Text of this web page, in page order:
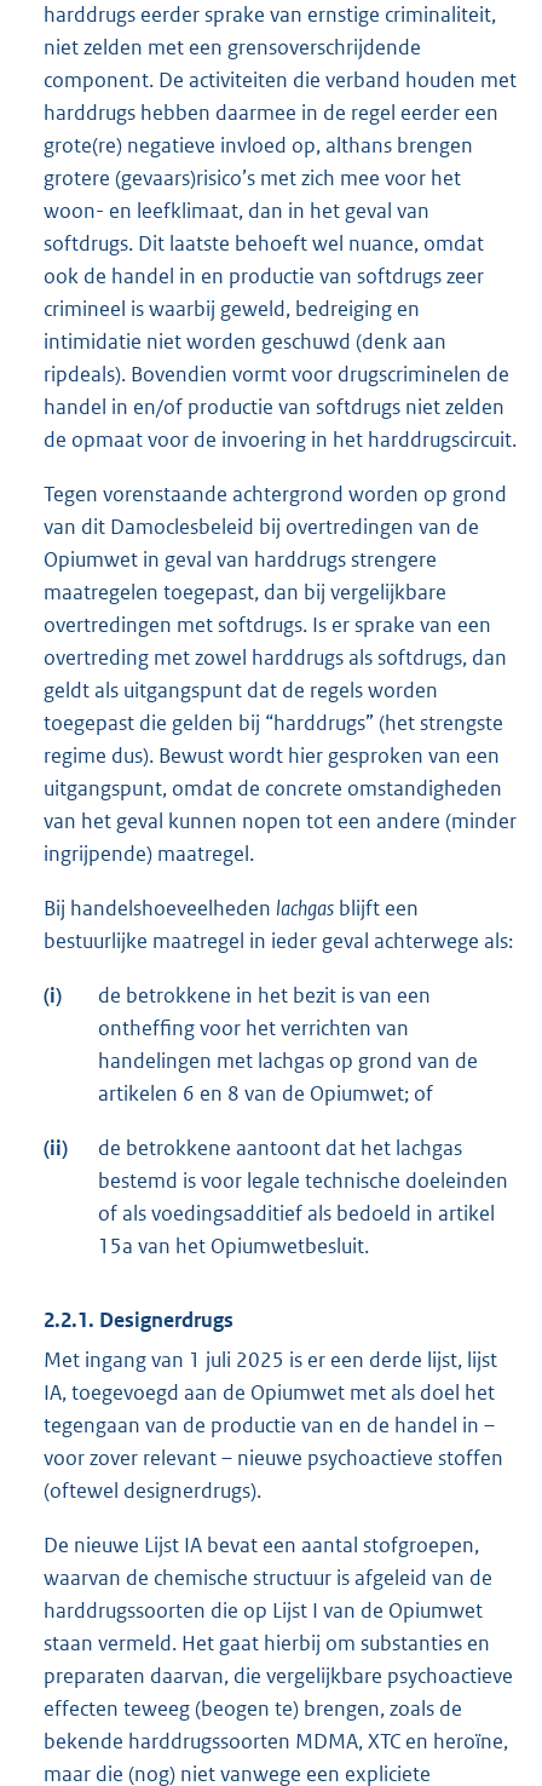
harddrugs eerder sprake van ernstige criminaliteit,
niet zelden met een grensoverschrijdende
component. De activiteiten die verband houden met
harddrugs hebben daarmee in de regel eerder een
grote(re) negatieve invloed op, althans brengen
grotere (gevaars)risico’s met zich mee voor het
woon- en leefklimaat, dan in het geval van
softdrugs. Dit laatste behoeft wel nuance, omdat
ook de handel in en productie van softdrugs zeer
crimineel is waarbij geweld, bedreiging en
intimidatie niet worden geschuwd (denk aan
ripdeals). Bovendien vormt voor drugscriminelen de
handel in en/of productie van softdrugs niet zelden
de opmaat voor de invoering in het harddrugscircuit.
Tegen vorenstaande achtergrond worden op grond
van dit Damoclesbeleid bij overtredingen van de
Opiumwet in geval van harddrugs strengere
maatregelen toegepast, dan bij vergelijkbare
overtredingen met softdrugs. Is er sprake van een
overtreding met zowel harddrugs als softdrugs, dan
geldt als uitgangspunt dat de regels worden
toegepast die gelden bij “harddrugs” (het strengste
regime dus). Bewust wordt hier gesproken van een
uitgangspunt, omdat de concrete omstandigheden
van het geval kunnen nopen tot een andere (minder
ingrijpende) maatregel.
Bij handelshoeveelheden lachgas blijft een
bestuurlijke maatregel in ieder geval achterwege als:
(i)
de betrokkene in het bezit is van een
ontheffing voor het verrichten van
handelingen met lachgas op grond van de
artikelen 6 en 8 van de Opiumwet; of
(ii)
de betrokkene aantoont dat het lachgas
bestemd is voor legale technische doeleinden
of als voedingsadditief als bedoeld in artikel
15a van het Opiumwetbesluit.
2.2.1. Designerdrugs
Met ingang van 1 juli 2025 is er een derde lijst, lijst
IA, toegevoegd aan de Opiumwet met als doel het
tegengaan van de productie van en de handel in –
voor zover relevant – nieuwe psychoactieve stoffen
(oftewel designerdrugs).
De nieuwe Lijst IA bevat een aantal stofgroepen,
waarvan de chemische structuur is afgeleid van de
harddrugssoorten die op Lijst I van de Opiumwet
staan vermeld. Het gaat hierbij om substanties en
preparaten daarvan, die vergelijkbare psychoactieve
effecten teweeg (beogen te) brengen, zoals de
bekende harddrugssoorten MDMA, XTC en heroïne,
maar die (nog) niet vanwege een expliciete